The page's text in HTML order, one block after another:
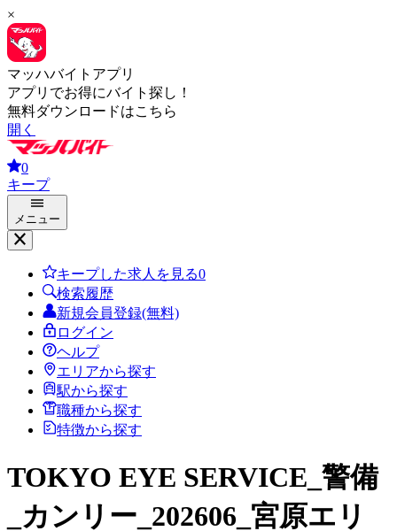
×
マッハバイトアプリ
アプリでお得にバイト探し！
無料ダウンロードはこちら
開く
0
キープ
メニュー
キープした求人を見る0
検索履歴
新規会員登録(無料)
ログイン
ヘルプ
エリアから探す
駅から探す
職種から探す
特徴から探す
TOKYO EYE SERVICE_警備
_カンリー_202606_宮原エリ